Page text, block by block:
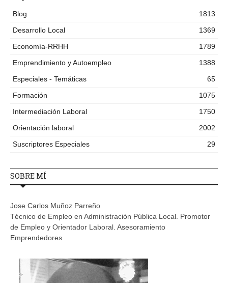
Blog
1813
Desarrollo Local
1369
Economía-RRHH
1789
Emprendimiento y Autoempleo
1388
Especiales - Temáticas
65
Formación
1075
Intermediación Laboral
1750
Orientación laboral
2002
Suscriptores Especiales
29
SOBRE MÍ
Jose Carlos Muñoz Parreño
Técnico de Empleo en Administración Pública Local. Promotor
de Empleo y Orientador Laboral. Asesoramiento
Emprendedores